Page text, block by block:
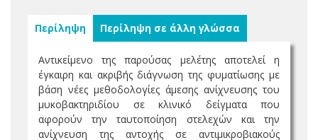
Περίληψη Περίληψη σε άλλη γλώσσα
Αντικείμενο της παρούσας μελέτης αποτελεί η
έγκαιρη και ακριβής διάγνωση της φυματίωσης με
βάση νέες μεθοδολογίες άμεσης ανίχνευσης του
μυκοβακτηριδίου σε κλινικό δείγματα που
αφορούν την ταυτοποίηση στελεχών και την
ανίχνευση της αντοχής σε αντιμικροβιακούς